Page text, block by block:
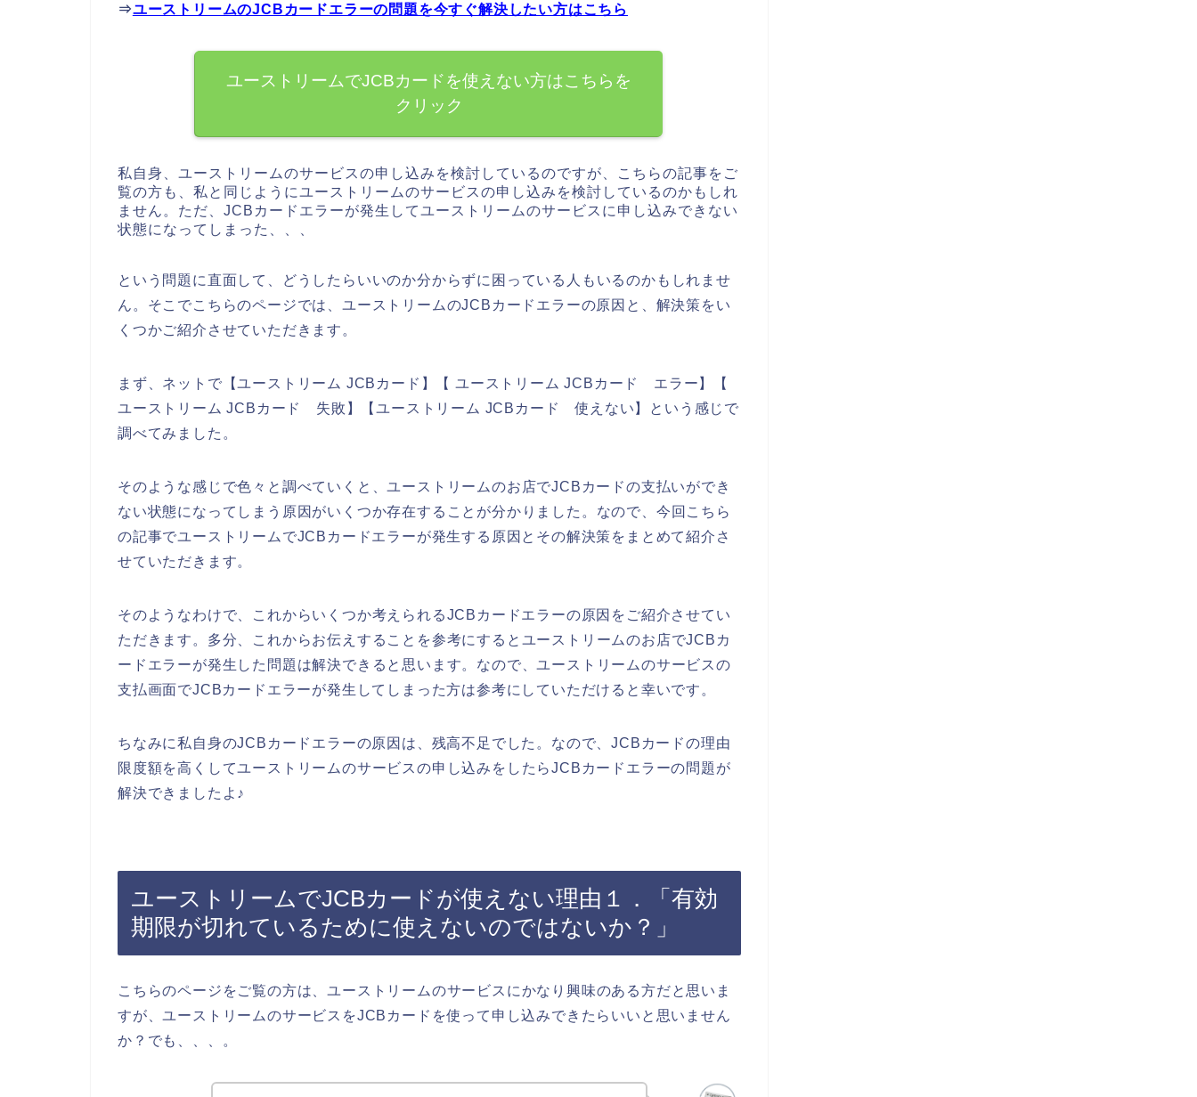
⇒ユーストリームのJCBカードエラーの問題を今すぐ解決したい方はこちら
ユーストリームでJCBカードを使えない方はこちらを
クリック
私自身、ユーストリームのサービスの申し込みを検討しているのですが、こちらの記事をご
覧の方も、私と同じようにユーストリームのサービスの申し込みを検討しているのかもしれ
ません。ただ、JCBカードエラーが発生してユーストリームのサービスに申し込みできない
状態になってしまった、、、
という問題に直面して、どうしたらいいのか分からずに困っている人もいるのかもしれませ
ん。そこでこちらのページでは、ユーストリームのJCBカードエラーの原因と、解決策をい
くつかご紹介させていただきます。
まず、ネットで【ユーストリーム JCBカード】【 ユーストリーム JCBカード エラー】【
ユーストリーム JCBカード 失敗】【ユーストリーム JCBカード 使えない】という感じで
調べてみました。
そのような感じで色々と調べていくと、ユーストリームのお店でJCBカードの支払いができ
ない状態になってしまう原因がいくつか存在することが分かりました。なので、今回こちら
の記事でユーストリームでJCBカードエラーが発生する原因とその解決策をまとめて紹介さ
せていただきます。
そのようなわけで、これからいくつか考えられるJCBカードエラーの原因をご紹介させてい
ただきます。多分、これからお伝えすることを参考にするとユーストリームのお店でJCBカ
ードエラーが発生した問題は解決できると思います。なので、ユーストリームのサービスの
支払画面でJCBカードエラーが発生してしまった方は参考にしていただけると幸いです。
ちなみに私自身のJCBカードエラーの原因は、残高不足でした。なので、JCBカードの理由
限度額を高くしてユーストリームのサービスの申し込みをしたらJCBカードエラーの問題が
解決できましたよ♪
ユーストリームでJCBカードが使えない理由１．「有効
期限が切れているために使えないのではないか？」
こちらのページをご覧の方は、ユーストリームのサービスにかなり興味のある方だと思いま
すが、ユーストリームのサービスをJCBカードを使って申し込みできたらいいと思いません
か？でも、、、。